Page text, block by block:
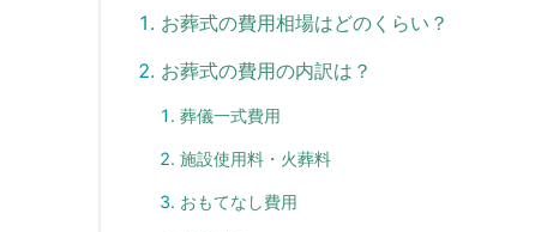
お葬式の費用相場はどのくらい？
お葬式の費用の内訳は？
葬儀一式費用
施設使用料・火葬料
おもてなし費用